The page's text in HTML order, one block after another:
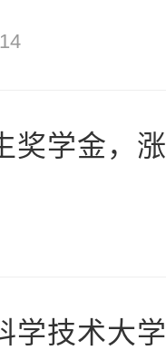
奖学金，
学技术大